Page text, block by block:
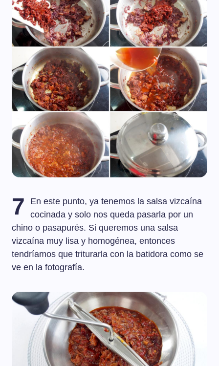
7
En este punto, ya tenemos la salsa vizcaína
cocinada y solo nos queda pasarla por un
chino o pasapurés. Si queremos una salsa
vizcaína muy lisa y homogénea, entonces
tendríamos que triturarla con la batidora como se
ve en la fotografía.